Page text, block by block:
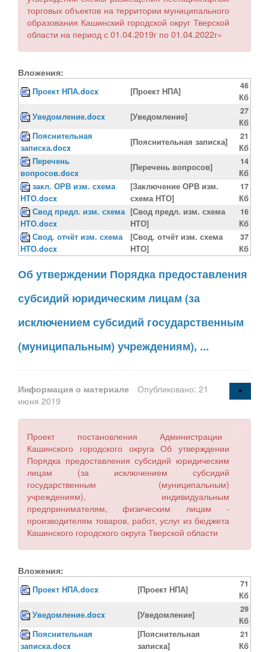
торговых объектов на территории муниципального
образования Кашинский городской округ Тверской
области на период с 01.04.2019г по 01.04.2022г»
Вложения:
Проект НПА.docx [Проект НПА]
46
Кб
Уведомление.docx
[Уведомление]
27
Кб
Пояснительная
записка.docx
[Пояснительная записка]
21
Кб
Перечень
вопросов.docx
[Перечень вопросов]
14
Кб
закл. ОРВ изм. схема
НТО.docx
[Заключение ОРВ изм.
схема НТО]
17
Кб
Свод предл. изм. схема
НТО.docx
[Свод предл. изм. схема
НТО]
16
Кб
Свод. отчёт изм. схема
НТО.docx
[Свод. отчёт изм. схема
НТО]
37
Кб
Об утверждении Порядка предоставления
субсидий юридическим лицам (за
исключением субсидий государственным
(муниципальным) учреждениям), ...
Информация о материале
Опубликовано: 21
июня 2019
Проект постановления Администрации
Кашинского городского округа Об утверждении
Порядка предоставления субсидий юридическим
лицам (за исключением субсидий
государственным (муниципальным)
учреждениям), индивидуальным
предпринимателям, физическим лицам -
производителям товаров, работ, услуг из бюджета
Кашинского городского округа Тверской области
Вложения:
Проект НПА.docx [Проект НПА]
71
Кб
Уведомление.docx
[Уведомление]
29
Кб
Пояснительная
записка.docx
[Пояснительная
записка]
21
Кб